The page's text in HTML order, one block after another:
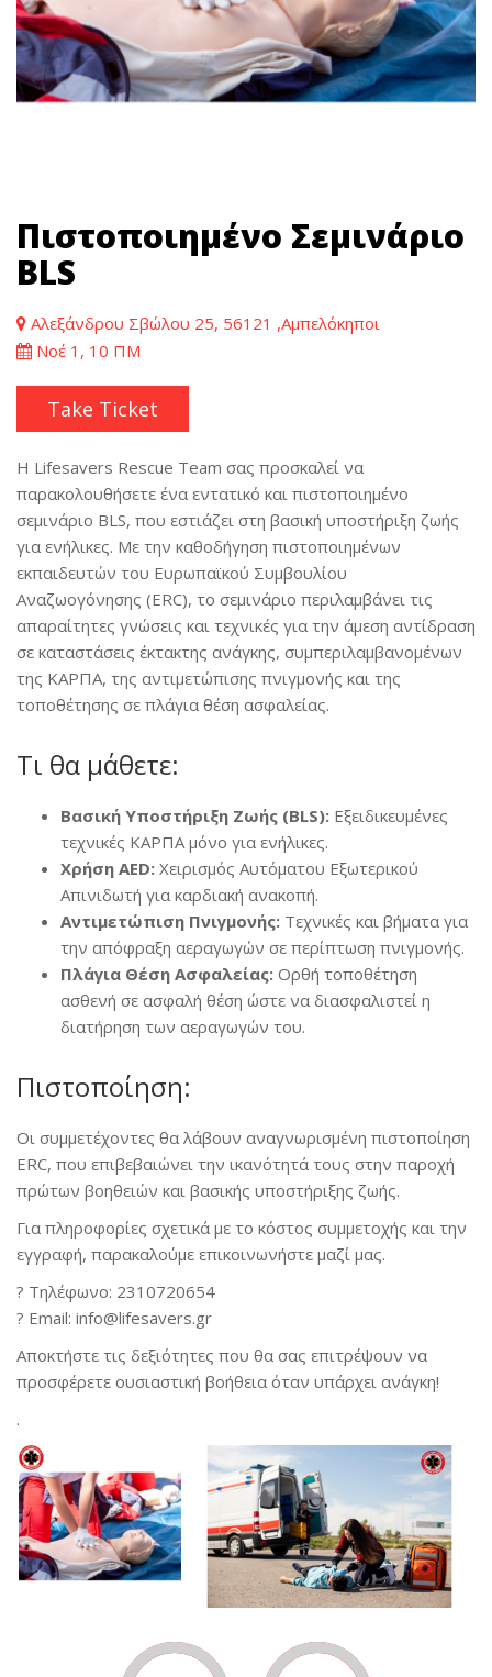
Πιστοποιημένο Σεμινάριο
BLS
Αλεξάνδρου Σβώλου 25, 56121 ,Αμπελόκηποι
Νοέ 1, 10 ΠΜ
Take Ticket
Η Lifesavers Rescue Team σας προσκαλεί να
παρακολουθήσετε ένα εντατικό και πιστοποιημένο
σεμινάριο BLS, που εστιάζει στη βασική υποστήριξη ζωής
για ενήλικες. Με την καθοδήγηση πιστοποιημένων
εκπαιδευτών του Ευρωπαϊκού Συμβουλίου
Αναζωογόνησης (ERC), το σεμινάριο περιλαμβάνει τις
απαραίτητες γνώσεις και τεχνικές για την άμεση αντίδραση
σε καταστάσεις έκτακτης ανάγκης, συμπεριλαμβανομένων
της ΚΑΡΠΑ, της αντιμετώπισης πνιγμονής και της
τοποθέτησης σε πλάγια θέση ασφαλείας.
Τι θα μάθετε:
Βασική Υποστήριξη Ζωής (BLS): Εξειδικευμένες
τεχνικές ΚΑΡΠΑ μόνο για ενήλικες.
Χρήση AED: Χειρισμός Αυτόματου Εξωτερικού
Απινιδωτή για καρδιακή ανακοπή.
Αντιμετώπιση Πνιγμονής: Τεχνικές και βήματα για
την απόφραξη αεραγωγών σε περίπτωση πνιγμονής.
Πλάγια Θέση Ασφαλείας: Ορθή τοποθέτηση
ασθενή σε ασφαλή θέση ώστε να διασφαλιστεί η
διατήρηση των αεραγωγών του.
Πιστοποίηση:
Οι συμμετέχοντες θα λάβουν αναγνωρισμένη πιστοποίηση
ERC, που επιβεβαιώνει την ικανότητά τους στην παροχή
πρώτων βοηθειών και βασικής υποστήριξης ζωής.
Για πληροφορίες σχετικά με το κόστος συμμετοχής και την
εγγραφή, παρακαλούμε επικοινωνήστε μαζί μας.
? Τηλέφωνο: 2310720654
? Email: info@lifesavers.gr
Αποκτήστε τις δεξιότητες που θα σας επιτρέψουν να
προσφέρετε ουσιαστική βοήθεια όταν υπάρχει ανάγκη!
.